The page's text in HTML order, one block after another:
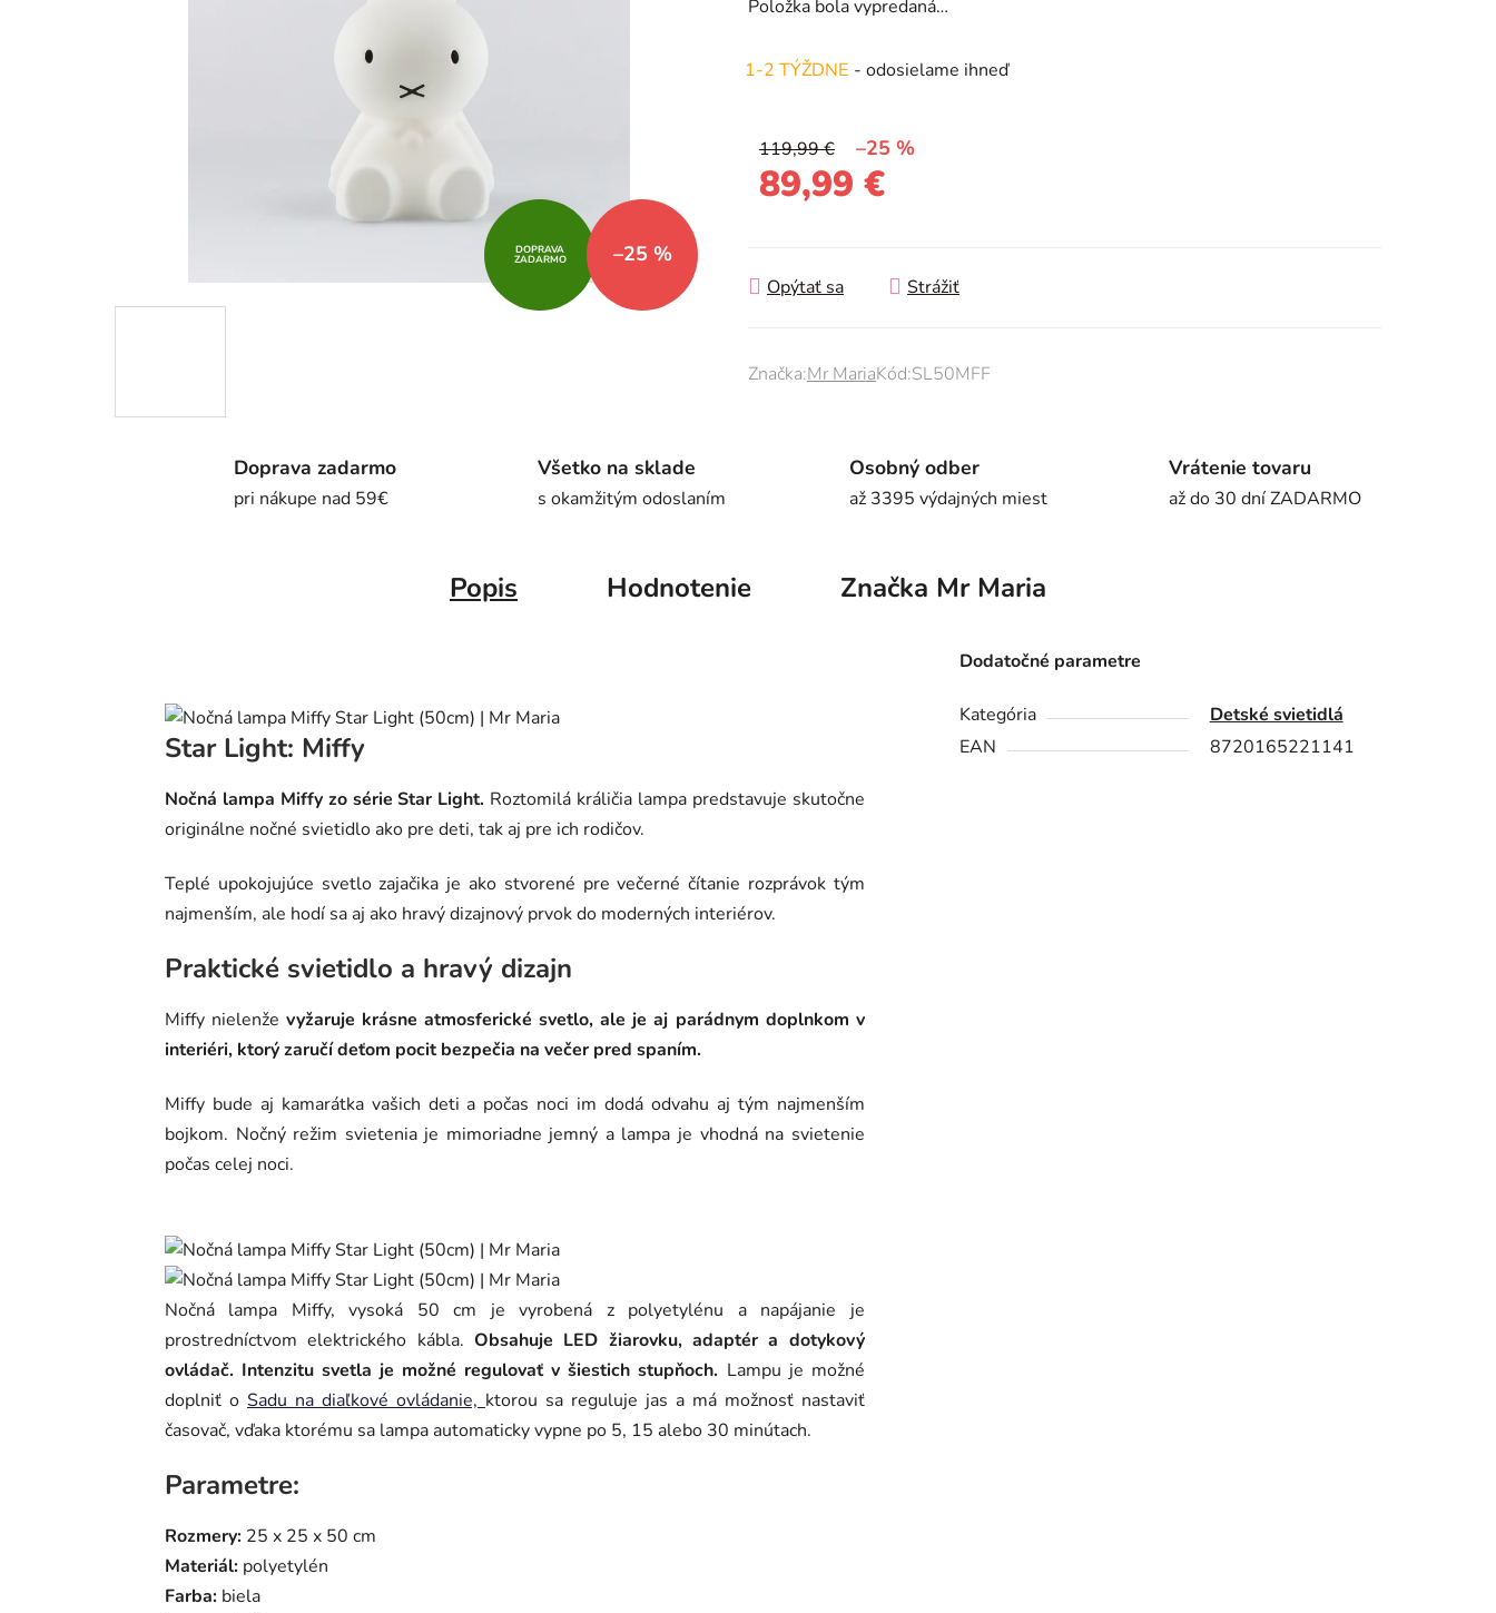
5
Položka bola vypredaná…
1-2 TÝŽDNE - odosielame ihneď
119,99 € –25 %
89,99 €
Opýtať sa Strážiť
Značka:Mr MariaKód:SL50MFF
DOPRAVA
ZADARMO –25 %
Doprava zadarmo
pri nákupe nad 59€
Všetko na sklade
s okamžitým odoslaním
Osobný odber
až 3395 výdajných miest
Vrátenie tovaru
až do 30 dní ZADARMO
Popis Hodnotenie Značka Mr Maria
Star Light: Miffy
Nočná lampa Miffy zo série Star Light. Roztomilá králičia lampa predstavuje skutočne
originálne nočné svietidlo ako pre deti, tak aj pre ich rodičov.
Teplé upokojujúce svetlo zajačika je ako stvorené pre večerné čítanie rozprávok tým
najmenším, ale hodí sa aj ako hravý dizajnový prvok do moderných interiérov.
Praktické svietidlo a hravý dizajn
Miffy nielenževyžaruje krásne atmosferické svetlo, ale je aj parádnym doplnkom v
interiéri, ktorý zaručí deťom pocit bezpečia na večer pred spaním.
Miffy bude aj kamarátka vašich deti a počas noci im dodá odvahu aj tým najmenším
bojkom. Nočný režim svietenia je mimoriadne jemný a lampa je vhodná na svietenie
počas celej noci.
Nočná lampa Miffy, vysoká 50 cm je vyrobená z polyetylénu a napájanie je
prostredníctvom elektrického kábla.Obsahuje LED žiarovku, adaptér a dotykový
ovládač. Intenzitu svetla je možné regulovať v šiestich stupňoch. Lampu je možné
doplniť o Sadu na diaľkové ovládanie, ktorou sa reguluje jas a má možnosť nastaviť
časovač, vďaka ktorému sa lampa automaticky vypne po 5, 15 alebo 30 minútach.
Parametre:
Rozmery: 25 x 25 x 50 cm
Materiál: polyetylén
Farba: biela
Dodatočné parametre
Kategória
Detské svietidlá
EAN
8720165221141